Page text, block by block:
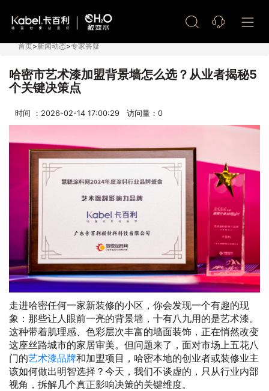
首页>新闻动态>专家答疑
哈密市艺术漆加盟背景墙怎么选？从业者揭秘5
个关键决策点
时间 ：2026-02-14 17:00:29 访问量： 0
走进哈密任何一家新装修的小区，你会发现一个有趣的现
象：那些让人眼前一亮的背景墙，十有八九用的是艺术漆。
这种带着肌理感、色彩层次丰富的墙面装饰，正在悄然改变
这座丝路城市的家居审美。但问题来了，面对市场上五花八
门的艺术漆品牌和加盟项目，哈密本地的创业者或装修业主
该如何做出明智选择？今天，我们不谈虚的，只从行业内部
视角，拆解几个真正影响决策的关键维度。